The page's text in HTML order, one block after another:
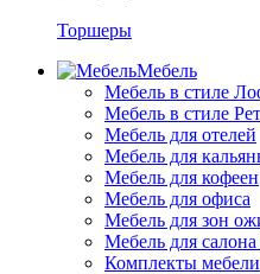
Торшеры
Мебель
Мебель в стиле
Мебель в стиле
Мебель для отелей
Мебель для
Мебель для кофеен
Мебель для офиса
Мебель для зон
Мебель для
Комплекты мебели